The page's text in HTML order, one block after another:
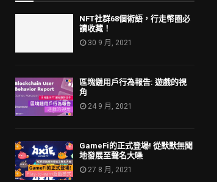
NFT社群68個術語，行走幣圈必
讀收藏！
30 9 月, 2021
區塊鏈用戶行為報告: 遊戲的視
角
24 9 月, 2021
GameFi的正式登場! 從默默無聞
地發展至聲名大噪
27 8 月, 2021